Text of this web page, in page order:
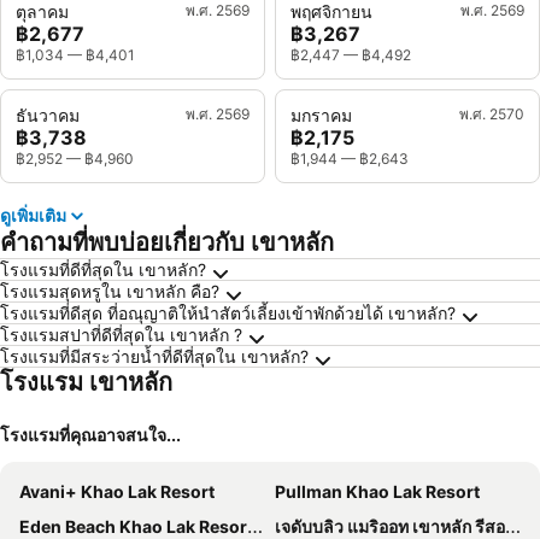
ตุลาคม พ.ศ. 2569
฿2,677
฿1,034 — ฿4,401
พฤศจิกายน พ.ศ. 2569
฿3,267
฿2,447 — ฿4,492
ธันวาคม พ.ศ. 2569
฿3,738
฿2,952 — ฿4,960
มกราคม พ.ศ. 2570
฿2,175
฿1,944 — ฿2,643
ดูเพิ่มเติม
คำถามที่พบบ่อยเกี่ยวกับ เขาหลัก
โรงแรมที่ดีที่สุดใน เขาหลัก?
โรงแรมสุดหรูใน เขาหลัก คือ?
โรงแรมที่ดีสุด ที่อณุญาติให้นำสัตว์เลี้ยงเข้าพักด้วยได้ เขาหลัก?
โรงแรมสปาที่ดีที่สุดใน เขาหลัก ?
โรงแรมที่มีสระว่ายน้ำที่ดีที่สุดใน เขาหลัก?
โรงแรม เขาหลัก
โรงแรมที่คุณอาจสนใจ...
Avani+ Khao Lak Resort
Pullman Khao Lak Resort
Eden Beach Khao Lak Resort & Spa
เจดับบลิว แมริออท เขาหลัก รีสอร์ท แอนด์ สปา